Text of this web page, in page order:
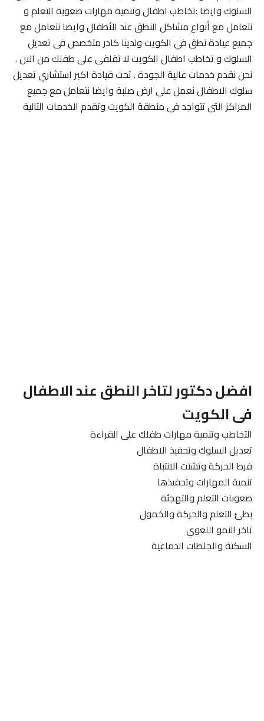
السلوك وايضا :تخاطب اطفال وتنمية مهارات صعوبة التعلم و
نتعامل مع أنواع مشاكل النطق عند الأطفال وايضا نتعامل مع
جميع عيادة نطق في الكويت ولدينا كادر متخصص فى تعديل
السلوك و تخاطب اطفال الكويت لا تقلقى على طفلك من الان .
نحن نقدم خدمات عالية الجودة . تحت قيادة اكبر استشاري تعديل
سلوك الاطفال نعمل على ارض صلبة وايضا نتعامل مع جميع
المراكز التى تتواجد فى منطقة الكويت وتقدم الخدمات التالية
افضل دكتور لتاخر النطق عند الاطفال
فى الكويت
التخاطب وتنمية مهارات طفلك على القراءة
تعديل السلوك وتحفيذ الاطفال
فرط الحركة وتشتت الانتباة
تنمية المهارات وتحفيذها
صعوبات التعلم والتهجئة
بطئ التعلم والحركة والخمول
تاخر النمو اللغوي
السكتة والجلطات الدماغية